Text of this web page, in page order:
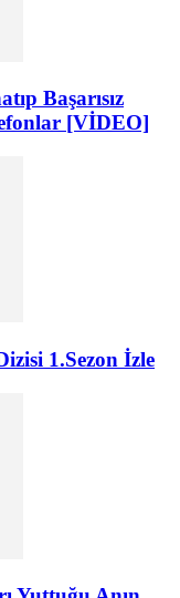
Başarısız
[VİDEO]
1.Sezon İzle